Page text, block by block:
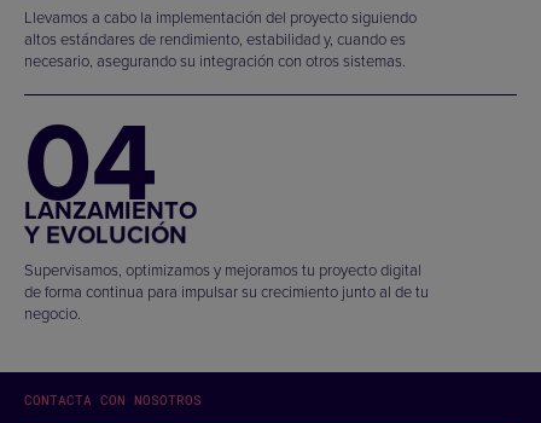
Llevamos a cabo la implementación del proyecto siguiendo
altos estándares de rendimiento, estabilidad y, cuando es
necesario, asegurando su integración con otros sistemas.
04
LANZAMIENTO
Y EVOLUCIÓN
Supervisamos, optimizamos y mejoramos tu proyecto digital
de forma continua para impulsar su crecimiento junto al de tu
negocio.
CONTACTA CON NOSOTROS